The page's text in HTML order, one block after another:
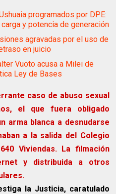
programados por DPE:
y potencia de generación
agravadas por el uso de
en juicio
Vuoto acusa a Milei de
Ley de Bases
caso de abuso sexual
el que fuera obligado
arma blanca a desnudarse
a la salida del Colegio
Viviendas. La filmación
y distribuida a otros
la Justicia, caratulado